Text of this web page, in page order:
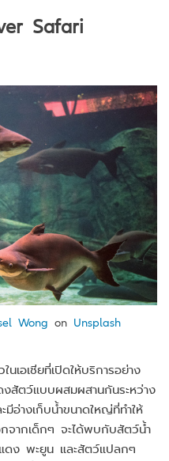
Safari
Wong on Unsplash
นเอเชียที่เปิดให้บริการอย่าง
งสัตว์แบบผสมผสานกันระหว่าง
อ่างเก็บน้ำขนาดใหญ่ที่ทำให้
จากเด็กๆ จะได้พบกับสัตว์น้ำ
ดง พะยูน และสัตว์แปลกๆ